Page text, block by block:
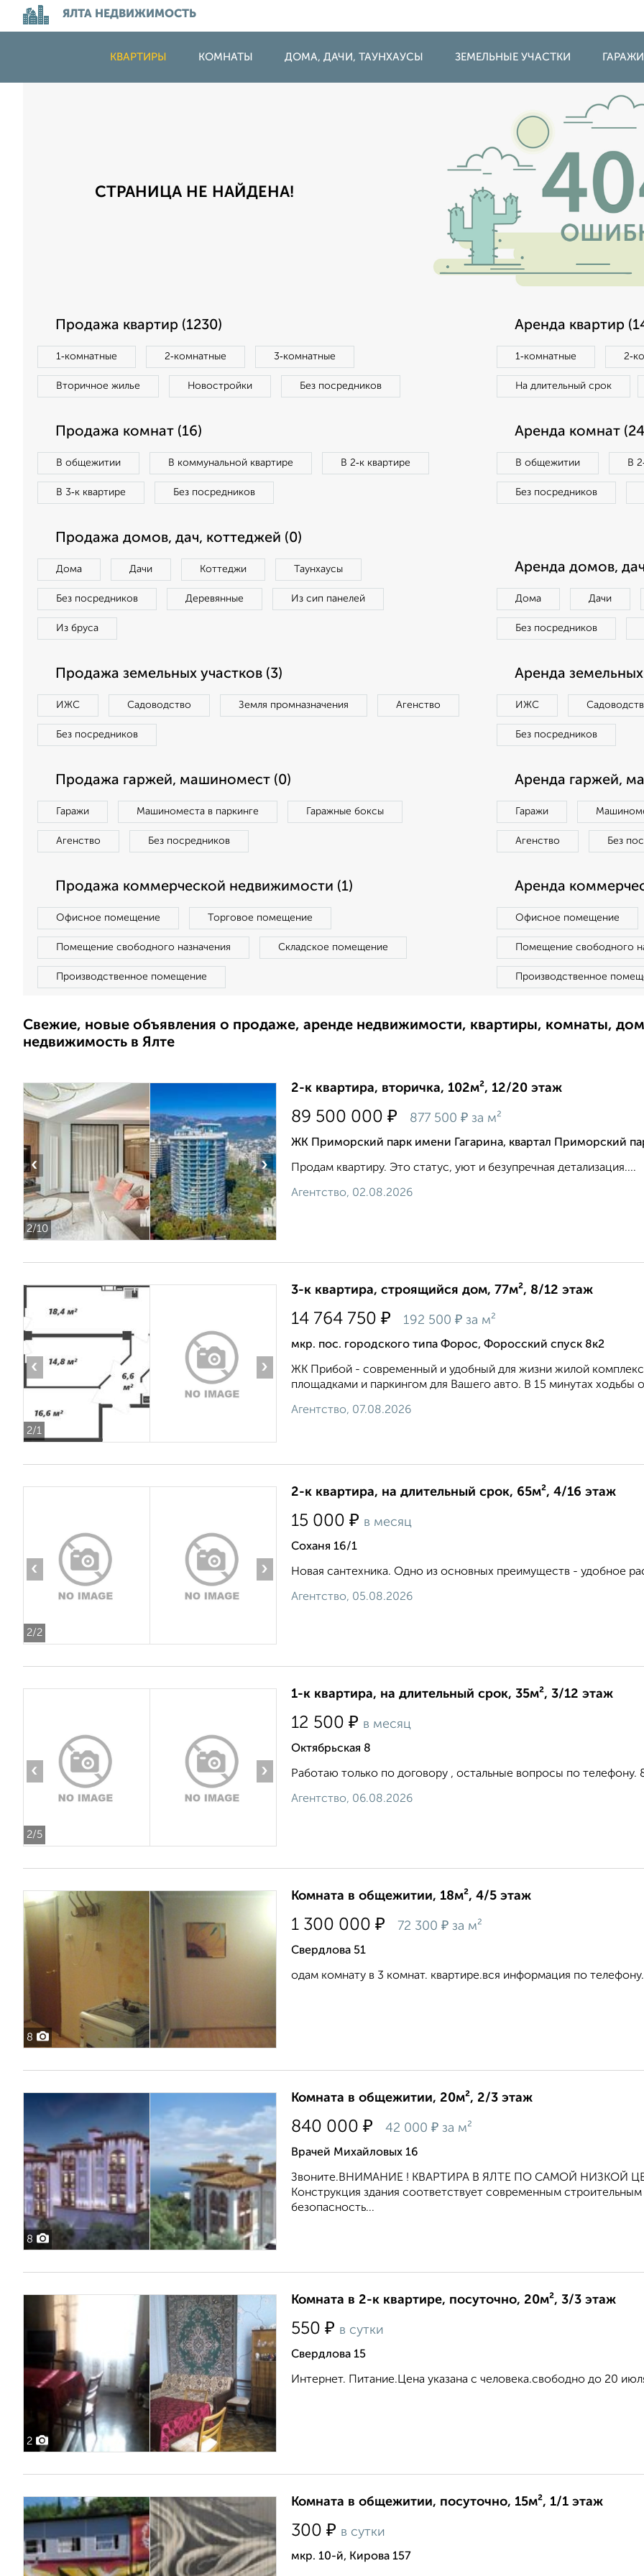
ЯЛТА НЕДВИЖИМОСТЬ
КВАРТИРЫ КОМНАТЫ ДОМА, ДАЧИ, ТАУНХАУСЫ ЗЕМЕЛЬНЫЕ УЧАСТКИ
СТРАНИЦА НЕ НАЙДЕНА!
Продажа квартир (1230)
1‑комнатные 2‑комнатные 3‑комнатные
Вторичное жилье Новостройки Без посредников
Аренда квартир
1‑комнатные
На длительный срок
Продажа комнат (16)
В общежитии В коммунальной квартире В 2‑к квартире
В 3‑к квартире Без посредников
Аренда комнат
В общежитии В
Без посредников
Продажа домов, дач, коттеджей (0)
Дома Дачи Коттеджи Таунхаусы
Без посредников Деревянные Из сип панелей
Из бруса
Аренда домов,
Дома Дачи
Без посредников
Продажа земельных участков (3)
ИЖС Садоводство Земля промназначения Агенство
Без посредников
Аренда земельных
ИЖС
Без посредников
Продажа гаржей, машиномест (0)
Гаражи Машиноместа в паркинге Гаражные боксы
Агенство Без посредников
Аренда гаржей,
Гаражи
Агенство Без
Продажа коммерческой недвижимости (1)
Офисное помещение Торговое помещение
Помещение свободного назначения Складское помещение
Производственное помещение
Аренда
Офисное помещение
Помещение свободного
Производственное
Свежие, новые объявления о продаже, аренде недвижимости, квартиры, комнаты,
недвижимость в Ялте
2/10
‹ ›
2-к квартира, вторичка, 102м², 12/20 этаж
89 500 000 ₽ 877 500 ₽ за м²
ЖК Приморский парк имени Гагарина, квартал Приморский
Продам квартиру. Это статус, уют и безупречная детализация....
Агентство, 02.08.2026
2/1
‹ ›
3-к квартира, строящийся дом, 77м², 8/12 этаж
14 764 750 ₽ 192 500 ₽ за м²
мкр. пос. городского типа Форос, Форосский спуск 8к2
ЖК Прибой - современный и удобный для жизни жилой
площадками и паркингом для Вашего авто. В 15 минутах ходьбы
Агентство, 07.08.2026
2/2
‹ ›
2-к квартира, на длительный срок, 65м², 4/16 этаж
15 000 ₽ в месяц
Соханя 16/1
Новая сантехника. Одно из основных преимуществ - удобное
Агентство, 05.08.2026
2/5
‹ ›
1-к квартира, на длительный срок, 35м², 3/12 этаж
12 500 ₽ в месяц
Октябрьская 8
Работаю только по договору , остальные вопросы по телефону.
Агентство, 06.08.2026
8
Комната в общежитии, 18м², 4/5 этаж
1 300 000 ₽ 72 300 ₽ за м²
Свердлова 51
одам комнату в 3 комнат. квартире.вся информация по
8
Комната в общежитии, 20м², 2/3 этаж
840 000 ₽ 42 000 ₽ за м²
Врачей Михайловых 16
Звоните.ВНИМАНИЕ ! КВАРТИРА В ЯЛТЕ ПО САМОЙ НИЗКОЙ
Конструкция здания соответствует современным
безопасность...
2
Комната в 2-к квартире, посуточно, 20м², 3/3 этаж
550 ₽ в сутки
Свердлова 15
Интернет. Питание.Цена указана с человека.свободно до 20
Комната в общежитии, посуточно, 15м², 1/1 этаж
300 ₽ в сутки
мкр. 10-й, Кирова 157